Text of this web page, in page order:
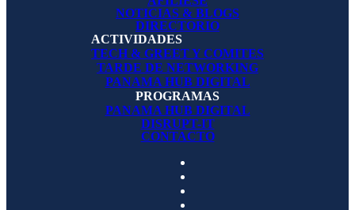
NOTICIAS & BLOGS
DIRECTORIO
ACTIVIDADES
TECH & GREET Y COMITES
TARDE DE NETWORKING
PANAMA HUB DIGITAL
PROGRAMAS
PANAMA HUB DIGITAL
DISRUPT-IT
CONTACTO